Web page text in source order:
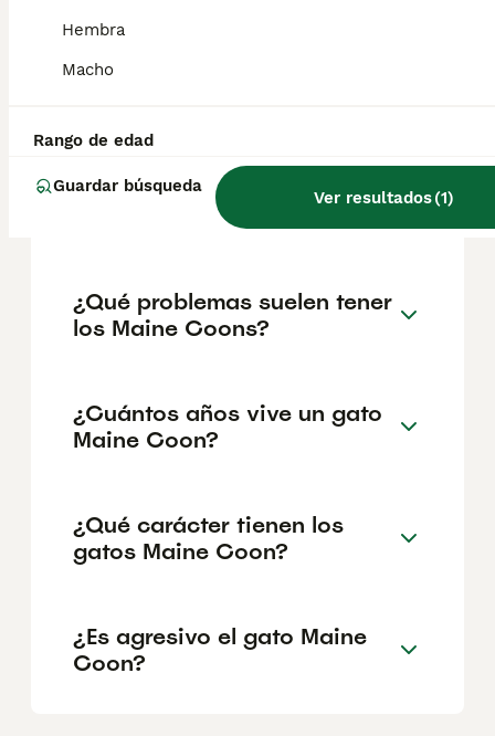
Hembra
Macho
Rango de edad
Guardar búsqueda
Ver resultados(1)
variar según factores como el pedigrí, la
criadores responsables que garanticen la
salud y el bienestar de los animales.
Informarse bien y comparar opciones antes
de comprometerse siempre es la mejor
¿Qué problemas suelen tener
los Maine Coons?
¿Cuántos años vive un gato
Maine Coon?
¿Qué carácter tienen los
gatos Maine Coon?
¿Es agresivo el gato Maine
Coon?